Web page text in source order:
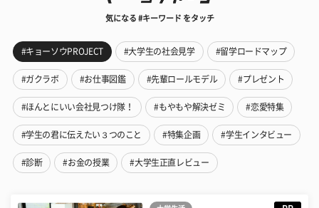
気になる #キーワード をタッチ
#キョーソウPROJECT #大学生の社会見学 #留学ロードマップ
#ガクラボ #お仕事図鑑 #先輩ロールモデル #プレゼント
#ほんとにいい会社見つけ隊！ #もやもや解決ゼミ #恋愛特集
#学生の君に伝えたい３つのこと #特集企画 #学生インタビュー
#診断 #お金の授業 #大学生正直レビュー